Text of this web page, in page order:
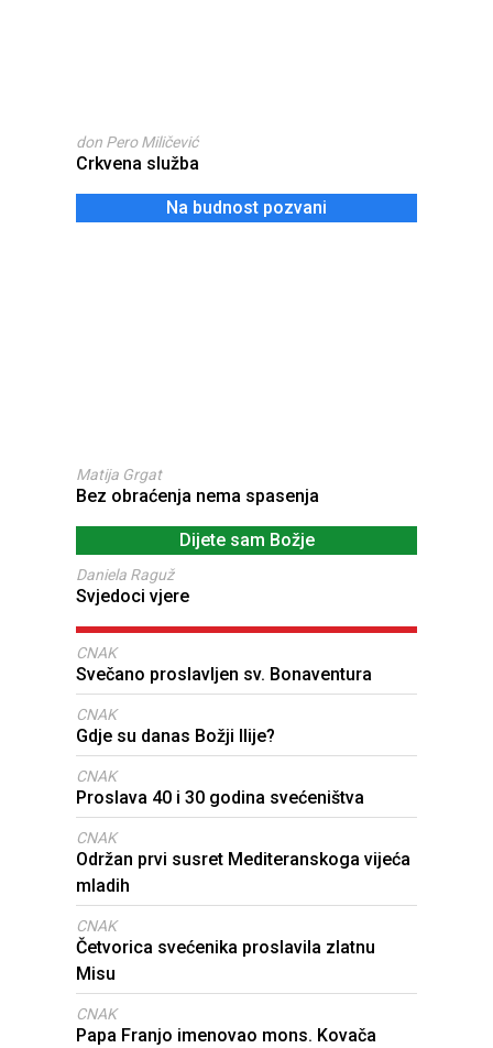
don Pero Miličević
Crkvena služba
Na budnost pozvani
Matija Grgat
Bez obraćenja nema spasenja
Dijete sam Božje
Daniela Raguž
Svjedoci vjere
CNAK
Svečano proslavljen sv. Bonaventura
CNAK
Gdje su danas Božji Ilije?
CNAK
Proslava 40 i 30 godina svećeništva
CNAK
Održan prvi susret Mediteranskoga vijeća
mladih
CNAK
Četvorica svećenika proslavila zlatnu
Misu
CNAK
Papa Franjo imenovao mons. Kovača